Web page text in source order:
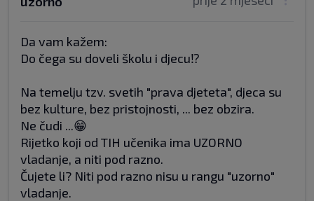
Da vam kažem:
Do čega su doveli školu i djecu⁉️
Na temelju tzv. svetih "prava djeteta", djeca su
bez kulture, bez pristojnosti, ... bez obzira.
Ne čudi ...😁
Rijetko koji od TIH učenika ima UZORNO
vladanje, a niti pod razno.
Čujete li? Niti pod razno nisu u rangu "uzorno"
vladanje.